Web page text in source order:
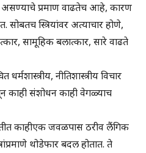
असण्याचे प्रमाण वाढतेच आहे, कारण
सोबतच स्त्रियांवर अत्याचार होणे,
सामूहिक बलात्कार, सारे वाढते
नीतिशास्त्रीय विचार
काही संशोधन काही वेगळ्याच
काहीएक जवळपास ठरीव लैंगिक
थोडेफार बदल होतात. ते